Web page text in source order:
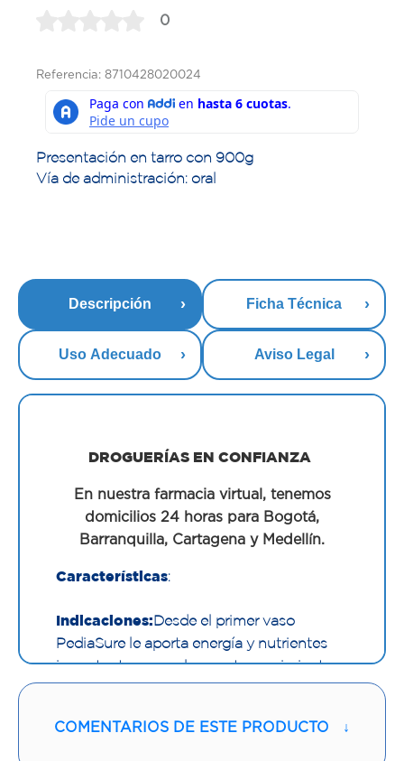
0
Referencia: 8710428020024
Presentación en tarro con 900g
Vía de administración: oral
Descripción Ficha Técnica
Uso Adecuado Aviso Legal
DROGUERÍAS EN CONFIANZA
En nuestra farmacia virtual, tenemos
domicilios 24 horas para Bogotá,
Barranquilla, Cartagena y Medellín.
Características:
Indicaciones:Desde el primer vaso
PediaSure le aporta energía y nutrientes
importantes para el correcto crecimiento.
Alimento completo y equilibrado
de 1 a 10 años. Se puede usar como dieta
COMENTARIOS DE ESTE PRODUCTO ↓